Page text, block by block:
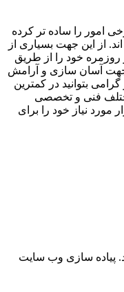
امور را ساده تر کرده
از این جهت بسیاری از
خود را از طریق
به جهت آسان سازی و آرامش
بتوانید در کمترین
فنی و تخصصی
نیاز خود را برای
پیاده سازی وب سایت